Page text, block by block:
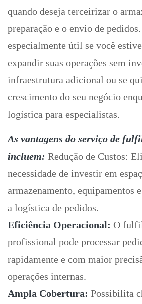
quando deseja terceirizar o
preparação e o envio de
especialmente útil se você
expandir suas operações sem
infraestrutura adicional ou se
crescimento do seu negócio
logística para especialistas.
As vantagens do serviço de
incluem: Redução de Custos:
necessidade de investir em
armazenamento, equipamentos
a logística de pedidos.
Eficiência Operacional: O
profissional pode processar
rapidamente e com maior
operações internas.
Ampla Cobertura: Possibilita